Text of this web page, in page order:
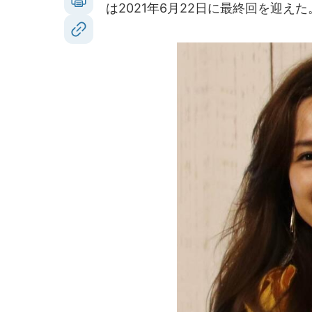
は2021年6月22日に最終回を迎えた